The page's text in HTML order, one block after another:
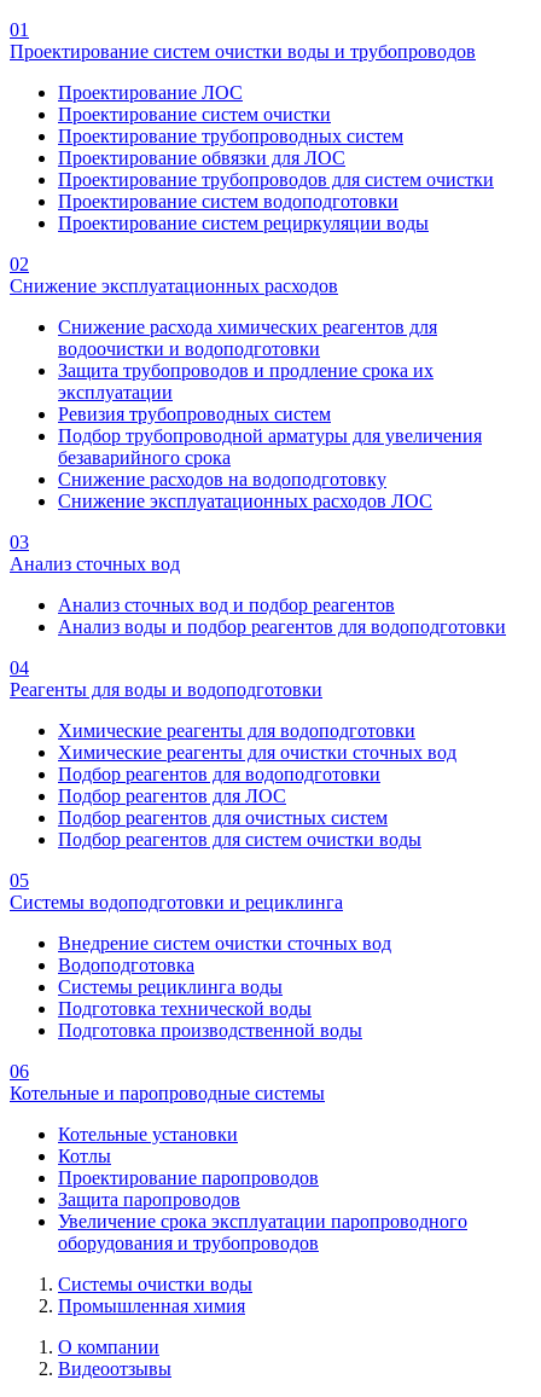
01
Проектирование систем очистки воды и трубопроводов
Проектирование ЛОС
Проектирование систем очистки
Проектирование трубопроводных систем
Проектирование обвязки для ЛОС
Проектирование трубопроводов для систем очистки
Проектирование систем водоподготовки
Проектирование систем рециркуляции воды
02
Снижение эксплуатационных расходов
Снижение расхода химических реагентов для
водоочистки и водоподготовки
Защита трубопроводов и продление срока их
эксплуатации
Ревизия трубопроводных систем
Подбор трубопроводной арматуры для увеличения
безаварийного срока
Снижение расходов на водоподготовку
Снижение эксплуатационных расходов ЛОС
03
Анализ сточных вод
Анализ сточных вод и подбор реагентов
Анализ воды и подбор реагентов для водоподготовки
04
Реагенты для воды и водоподготовки
Химические реагенты для водоподготовки
Химические реагенты для очистки сточных вод
Подбор реагентов для водоподготовки
Подбор реагентов для ЛОС
Подбор реагентов для очистных систем
Подбор реагентов для систем очистки воды
05
Системы водоподготовки и рециклинга
Внедрение систем очистки сточных вод
Водоподготовка
Системы рециклинга воды
Подготовка технической воды
Подготовка производственной воды
06
Котельные и паропроводные системы
Котельные установки
Котлы
Проектирование паропроводов
Защита паропроводов
Увеличение срока эксплуатации паропроводного
оборудования и трубопроводов
Системы очистки воды
Промышленная химия
О компании
Видеоотзывы